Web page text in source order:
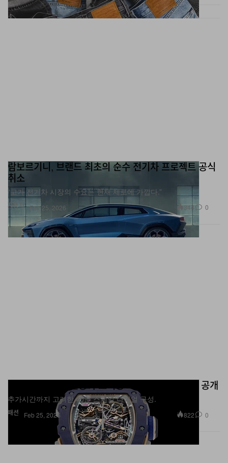
자동차
람보르기니, 브랜드 최초의 순수 전기차 프로젝트 공식
취소
“고가 전기차 시장의 수요는 현재 제로에 가깝다.”
Feb 25, 2026 344 0
패션
리차드 밀, 축구 전용 투르비용 크로노그래프 워치 공개
추가시간까지 고려한 45분 스케일 다이얼 구성.
Feb 25, 2026 822 0